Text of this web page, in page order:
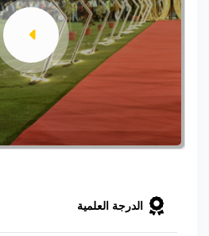
الدرجة العلمية